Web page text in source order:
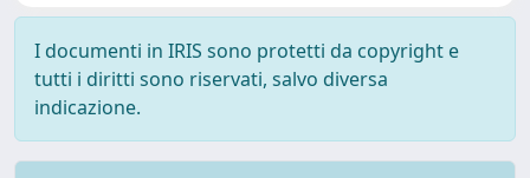
I documenti in IRIS sono protetti da copyright e
tutti i diritti sono riservati, salvo diversa
indicazione.